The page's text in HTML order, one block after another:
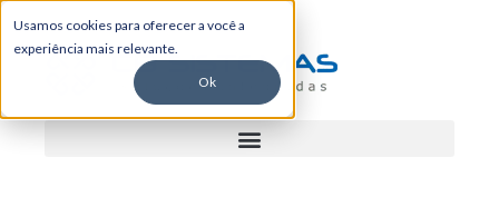
Usamos cookies para oferecer a você a
experiência mais relevante.
Ok